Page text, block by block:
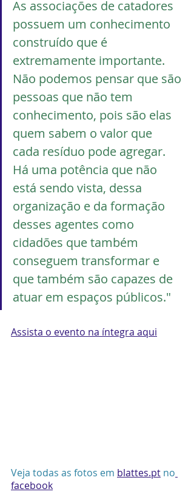
As associações de catadores
possuem um conhecimento
construído que é
extremamente importante.
Não podemos pensar que são
pessoas que não tem
conhecimento, pois são elas
quem sabem o valor que
cada resíduo pode agregar.
Há uma potência que não
está sendo vista, dessa
organização e da formação
desses agentes como
cidadões que também
conseguem transformar e
que também são capazes de
atuar em espaços públicos."
Assista o evento na íntegra aqui
Veja todas as fotos em blattes.pt no
facebook